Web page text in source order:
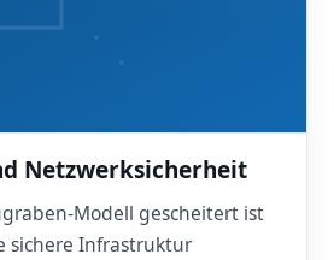
Netzwerksicherheit
Modell gescheitert ist
sichere Infrastruktur